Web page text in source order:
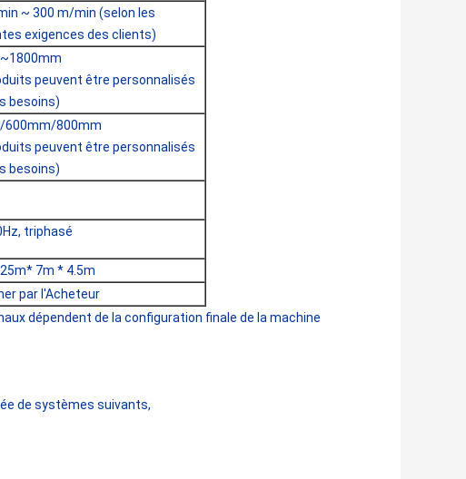
~ 300 m/min (selon les
exigences des clients)
peuvent être personnalisés
besoins)
600mm/800mm
peuvent être personnalisés
besoins)
triphasé
7m * 4.5m
par l'Acheteur
dépendent de la configuration finale de la machine
de systèmes suivants,